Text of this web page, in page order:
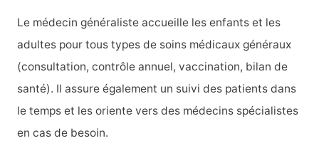
Le médecin généraliste accueille les enfants et les
adultes pour tous types de soins médicaux généraux
(consultation, contrôle annuel, vaccination, bilan de
santé). Il assure également un suivi des patients dans
le temps et les oriente vers des médecins spécialistes
en cas de besoin.